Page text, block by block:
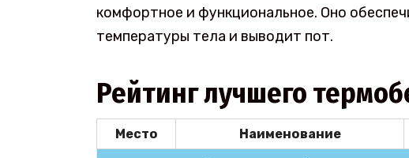
комфортное и функциональное. Оно
температуры тела и выводит пот.
Рейтинг лучшего
Место Наименование